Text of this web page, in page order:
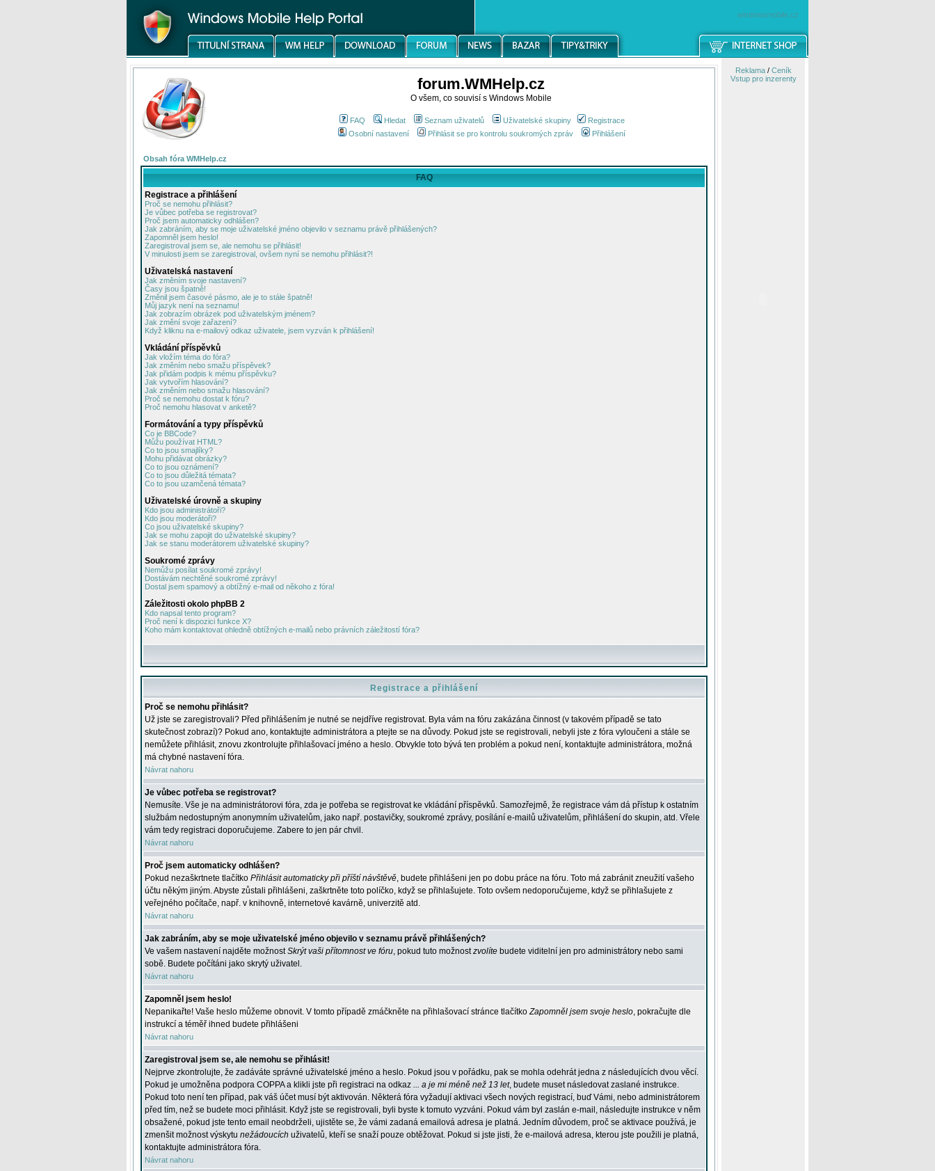
windowsmobile.cz
forum.WMHelp.cz
O všem, co souvisí s Windows Mobile
FAQ Hledat Seznam uživatelů Uživatelské skupiny
Registrace
Osobní nastavení
Přihlásit se pro kontrolu soukromých zpráv Přihlášení
Obsah fóra WMHelp.cz
FAQ
Registrace a přihlášení
Proč se nemohu přihlásit?
Je vůbec potřeba se registrovat?
Proč jsem automaticky odhlášen?
Jak zabráním, aby se moje uživatelské jméno objevilo v seznamu právě přihlášených?
Zapomněl jsem heslo!
Zaregistroval jsem se, ale nemohu se přihlásit!
V minulosti jsem se zaregistroval, ovšem nyní se nemohu přihlásit?!
Uživatelská nastavení
Jak změním svoje nastavení?
Časy jsou špatně!
Změnil jsem časové pásmo, ale je to stále špatně!
Můj jazyk není na seznamu!
Jak zobrazím obrázek pod uživatelským jménem?
Jak změní svoje zařazení?
Když kliknu na e-mailový odkaz uživatele, jsem vyzván k přihlášení!
Vkládání příspěvků
Jak vložím téma do fóra?
Jak změním nebo smažu příspěvek?
Jak přidám podpis k mému příspěvku?
Jak vytvořím hlasování?
Jak změním nebo smažu hlasování?
Proč se nemohu dostat k fóru?
Proč nemohu hlasovat v anketě?
Formátování a typy příspěvků
Co je BBCode?
Můžu používat HTML?
Co to jsou smajlíky?
Mohu přidávat obrázky?
Co to jsou oznámení?
Co to jsou důležitá témata?
Co to jsou uzamčená témata?
Uživatelské úrovně a skupiny
Kdo jsou administrátoři?
Kdo jsou moderátoři?
Co jsou uživatelské skupiny?
Jak se mohu zapojit do uživatelské skupiny?
Jak se stanu moderátorem uživatelské skupiny?
Soukromé zprávy
Nemůžu posílat soukromé zprávy!
Dostávám nechtěné soukromé zprávy!
Dostal jsem spamový a obtížný e-mail od někoho z fóra!
Záležitosti okolo phpBB 2
Kdo napsal tento program?
Proč není k dispozici funkce X?
Koho mám kontaktovat ohledně obtížných e-mailů nebo právních záležitostí fóra?
Registrace a přihlášení
Proč se nemohu přihlásit?
Už jste se zaregistrovali? Před přihlášením je nutné se nejdříve registrovat. Byla vám na fóru zakázána činnost (v takovém případě se tato
skutečnost zobrazí)? Pokud ano, kontaktujte administrátora a ptejte se na důvody. Pokud jste se registrovali, nebyli jste z fóra vyloučeni a stále se
nemůžete přihlásit, znovu zkontrolujte přihlašovací jméno a heslo. Obvykle toto bývá ten problém a pokud není, kontaktujte administrátora, možná
má chybné nastavení fóra.
Návrat nahoru
Je vůbec potřeba se registrovat?
Nemusíte. Vše je na administrátorovi fóra, zda je potřeba se registrovat ke vkládání příspěvků. Samozřejmě, že registrace vám dá přístup k ostatním
službám nedostupným anonymním uživatelům, jako např. postavičky, soukromé zprávy, posílání e-mailů uživatelům, přihlášení do skupin, atd. Vřele
vám tedy registraci doporučujeme. Zabere to jen pár chvil.
Návrat nahoru
Proč jsem automaticky odhlášen?
Pokud nezaškrtnete tlačítko Přihlásit automaticky při příští návštěvě, budete přihlášeni jen po dobu práce na fóru. Toto má zabránit zneužití vašeho
účtu někým jiným. Abyste zůstali přihlášeni, zaškrtněte toto políčko, když se přihlašujete. Toto ovšem nedoporučujeme, když se přihlašujete z
veřejného počítače, např. v knihovně, internetové kavárně, univerzitě atd.
Návrat nahoru
Jak zabráním, aby se moje uživatelské jméno objevilo v seznamu právě přihlášených?
Ve vašem nastavení najděte možnostSkrýt vaši přítomnost ve fóru, pokud tuto možnostzvolíte budete viditelní jen pro administrátory nebo sami
sobě. Budete počítáni jako skrytý uživatel.
Návrat nahoru
Zapomněl jsem heslo!
Nepanikařte! Vaše heslo můžeme obnovit. V tomto případě zmáčkněte na přihlašovací stránce tlačítkoZapomněl jsem svoje heslo, pokračujte dle
instrukcí a téměř ihned budete přihlášeni
Návrat nahoru
Zaregistroval jsem se, ale nemohu se přihlásit!
Nejprve zkontrolujte, že zadáváte správné uživatelské jméno a heslo. Pokud jsou v pořádku, pak se mohla odehrát jedna z následujících dvou věcí.
Pokud je umožněna podpora COPPA a klikli jste při registraci na odkaz ... a je mi méně než 13 let, budete muset následovat zaslané instrukce.
Pokud toto není ten případ, pak váš účet musí být aktivován. Některá fóra vyžadují aktivaci všech nových registrací, buď Vámi, nebo administrátorem
před tím, než se budete moci přihlásit. Když jste se registrovali, byli byste k tomuto vyzváni. Pokud vám byl zaslán e-mail, následujte instrukce v něm
obsažené, pokud jste tento email neobdrželi, ujistěte se, že vámi zadaná emailová adresa je platná. Jedním důvodem, proč se aktivace používá, je
zmenšit možnost výskytu nežádoucích uživatelů, kteří se snaží pouze obtěžovat. Pokud si jste jisti, že e-mailová adresa, kterou jste použili je platná,
kontaktujte administrátora fóra.
Návrat nahoru
Reklama/ Ceník
Vstup pro inzerenty